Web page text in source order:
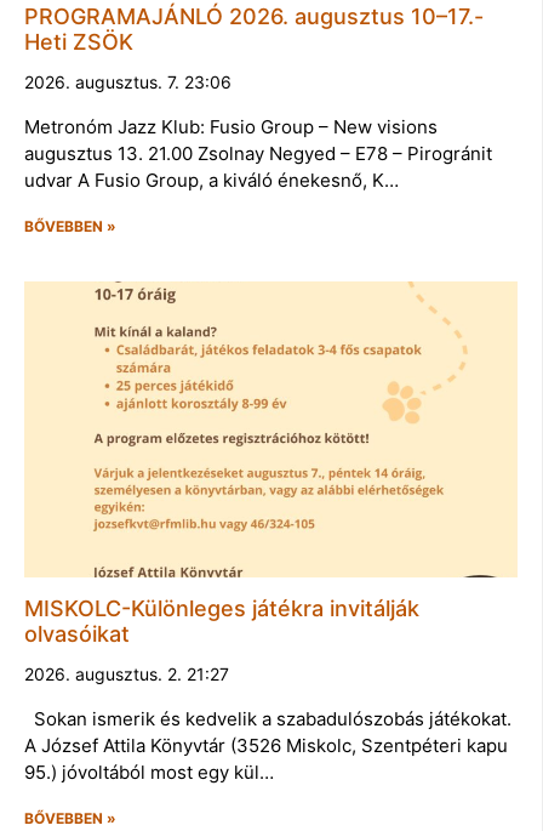
PROGRAMAJÁNLÓ 2026. augusztus 10–17.-
Heti ZSÖK
2026. augusztus. 7. 23:06
Metronóm Jazz Klub: Fusio Group – New visions
augusztus 13. 21.00 Zsolnay Negyed – E78 – Pirogránit
udvar A Fusio Group, a kiváló énekesnő, K…
BŐVEBBEN »
MISKOLC-Különleges játékra invitálják
olvasóikat
2026. augusztus. 2. 21:27
Sokan ismerik és kedvelik a szabadulószobás játékokat.
A József Attila Könyvtár (3526 Miskolc, Szentpéteri kapu
95.) jóvoltából most egy kül…
BŐVEBBEN »